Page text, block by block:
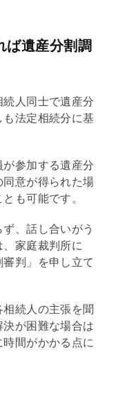
ば遺産分割調
人同士で遺産分
法定相続分に基
が参加する遺産分
意が得られた場
も可能です。
、話し合いがう
家庭裁判所に
審判」を申し立て
続人の主張を聞
が困難な場合は
間がかかる点に